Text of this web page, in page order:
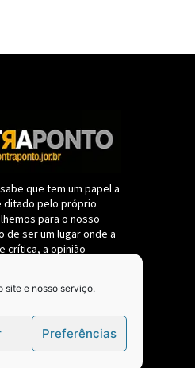
site e nosso serviço.
Preferências
que tem um papel a
ditado pelo próprio
para o nosso
de ser um lugar onde a
crítica, a opinião
critério: a de